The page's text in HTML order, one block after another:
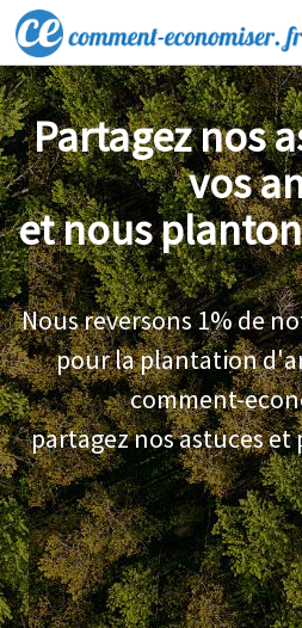
Partagez nos
vos
et nous
Nous reversons 1% de
pour la plantation
comment-
partagez nos astuces et